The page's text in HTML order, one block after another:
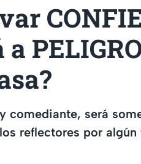
comediante, será
reflectores por